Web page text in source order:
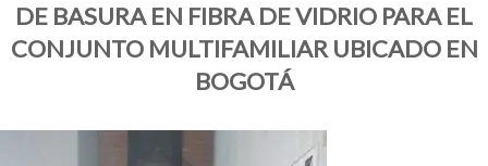
DE BASURA EN FIBRA DE VIDRIO PARA EL
CONJUNTO MULTIFAMILIAR UBICADO EN
BOGOTÁ